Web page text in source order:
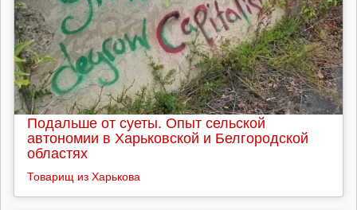
Подальше от суеты. Опыт сельской
автономии в Харьковской и Белгородской
областях
Товарищ из Харькова